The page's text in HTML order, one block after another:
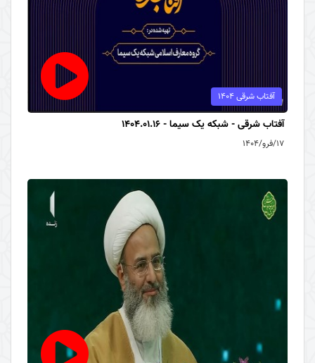
آفتاب شرقی 1404
آفتاب شرقی - شبکه یک سیما - 1404.01.16
۱۷/فرو/۱۴۰۴